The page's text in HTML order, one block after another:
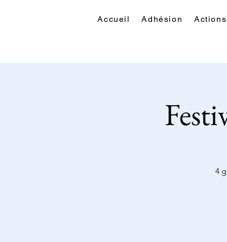
Accueil Adhésion Actions
4